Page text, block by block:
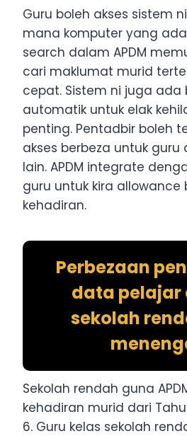
Guru boleh akses sistem
mana komputer yang
search dalam APDM
cari maklumat murid
cepat. Sistem ni juga ada
automatik untuk elak
penting. Pentadbir boleh
akses berbeza untuk
lain. APDM integrate
guru untuk kira allowance
kehadiran.
Perbezaan
data pelajar
sekolah
Sekolah rendah guna
kehadiran murid dari
6. Guru kelas sekolah